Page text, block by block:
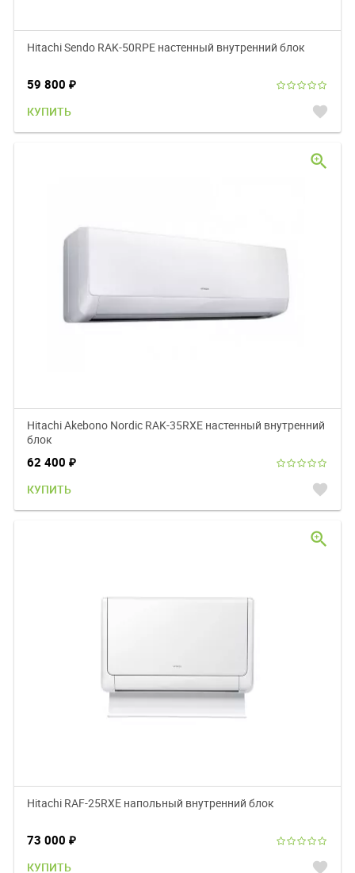
Hitachi Sendo RAK-50RPE настенный внутренний блок
59 800 ₽
КУПИТЬ favorite
Hitachi Akebono Nordic RAK-35RXE настенный внутренний
блок
62 400 ₽
КУПИТЬ favorite
zoom_in
Hitachi RAF-25RXE напольный внутренний блок
73 000 ₽
КУПИТЬ favorite
zoom_in